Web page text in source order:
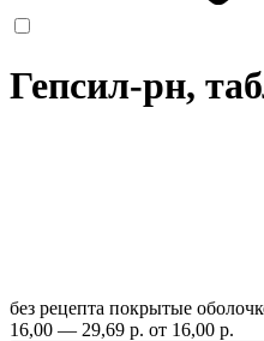
Гепсил-рн,
без рецепта покрытые
16,00 — 29,69 р. от 16,00 р.